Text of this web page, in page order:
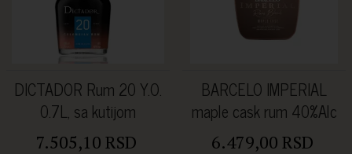
DICTADOR Rum 20 Y.O.
0.7L, sa kutijom
7.505,10 RSD
BARCELO IMPERIAL
maple cask rum 40%Alc
0.7l u kutiji
6.479,00 RSD